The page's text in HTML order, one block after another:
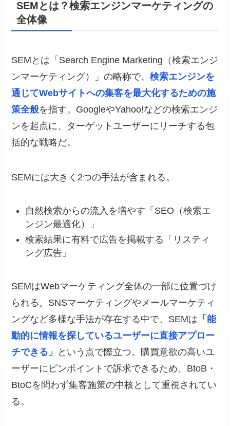
SEMとは？検索エンジンマーケティングの
全体像
SEMとは「Search Engine Marketing（検索エンジ
ンマーケティング）」の略称で、検索エンジンを
通じてWebサイトへの集客を最大化するための施
策全般を指す。GoogleやYahoo!などの検索エンジ
ンを起点に、ターゲットユーザーにリーチする包
括的な戦略だ。
SEMには大きく2つの手法が含まれる。
自然検索からの流入を増やす「SEO（検索エ
ンジン最適化）」
検索結果に有料で広告を掲載する「リスティ
ング広告」
SEMはWebマーケティング全体の一部に位置づけ
られる。SNSマーケティングやメールマーケティ
ングなど多様な手法が存在する中で、SEMは 「能
動的に情報を探しているユーザーに直接アプロー
チできる」
という点で際立つ。購買意欲の高いユ
ーザーにピンポイントで訴求できるため、BtoB・
BtoCを問わず集客施策の中核として重視されてい
る。